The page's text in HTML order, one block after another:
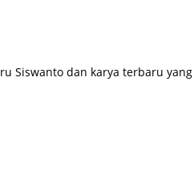
Siswanto dan karya terbaru